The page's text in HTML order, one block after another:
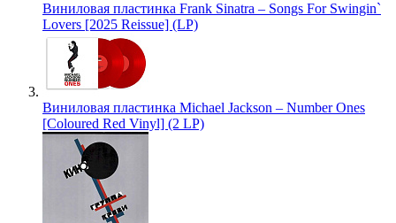
Виниловая пластинка Frank Sinatra – Songs For Swingin`
Lovers [2025 Reissue] (LP)
Виниловая пластинка Michael Jackson – Number Ones
[Coloured Red Vinyl] (2 LP)